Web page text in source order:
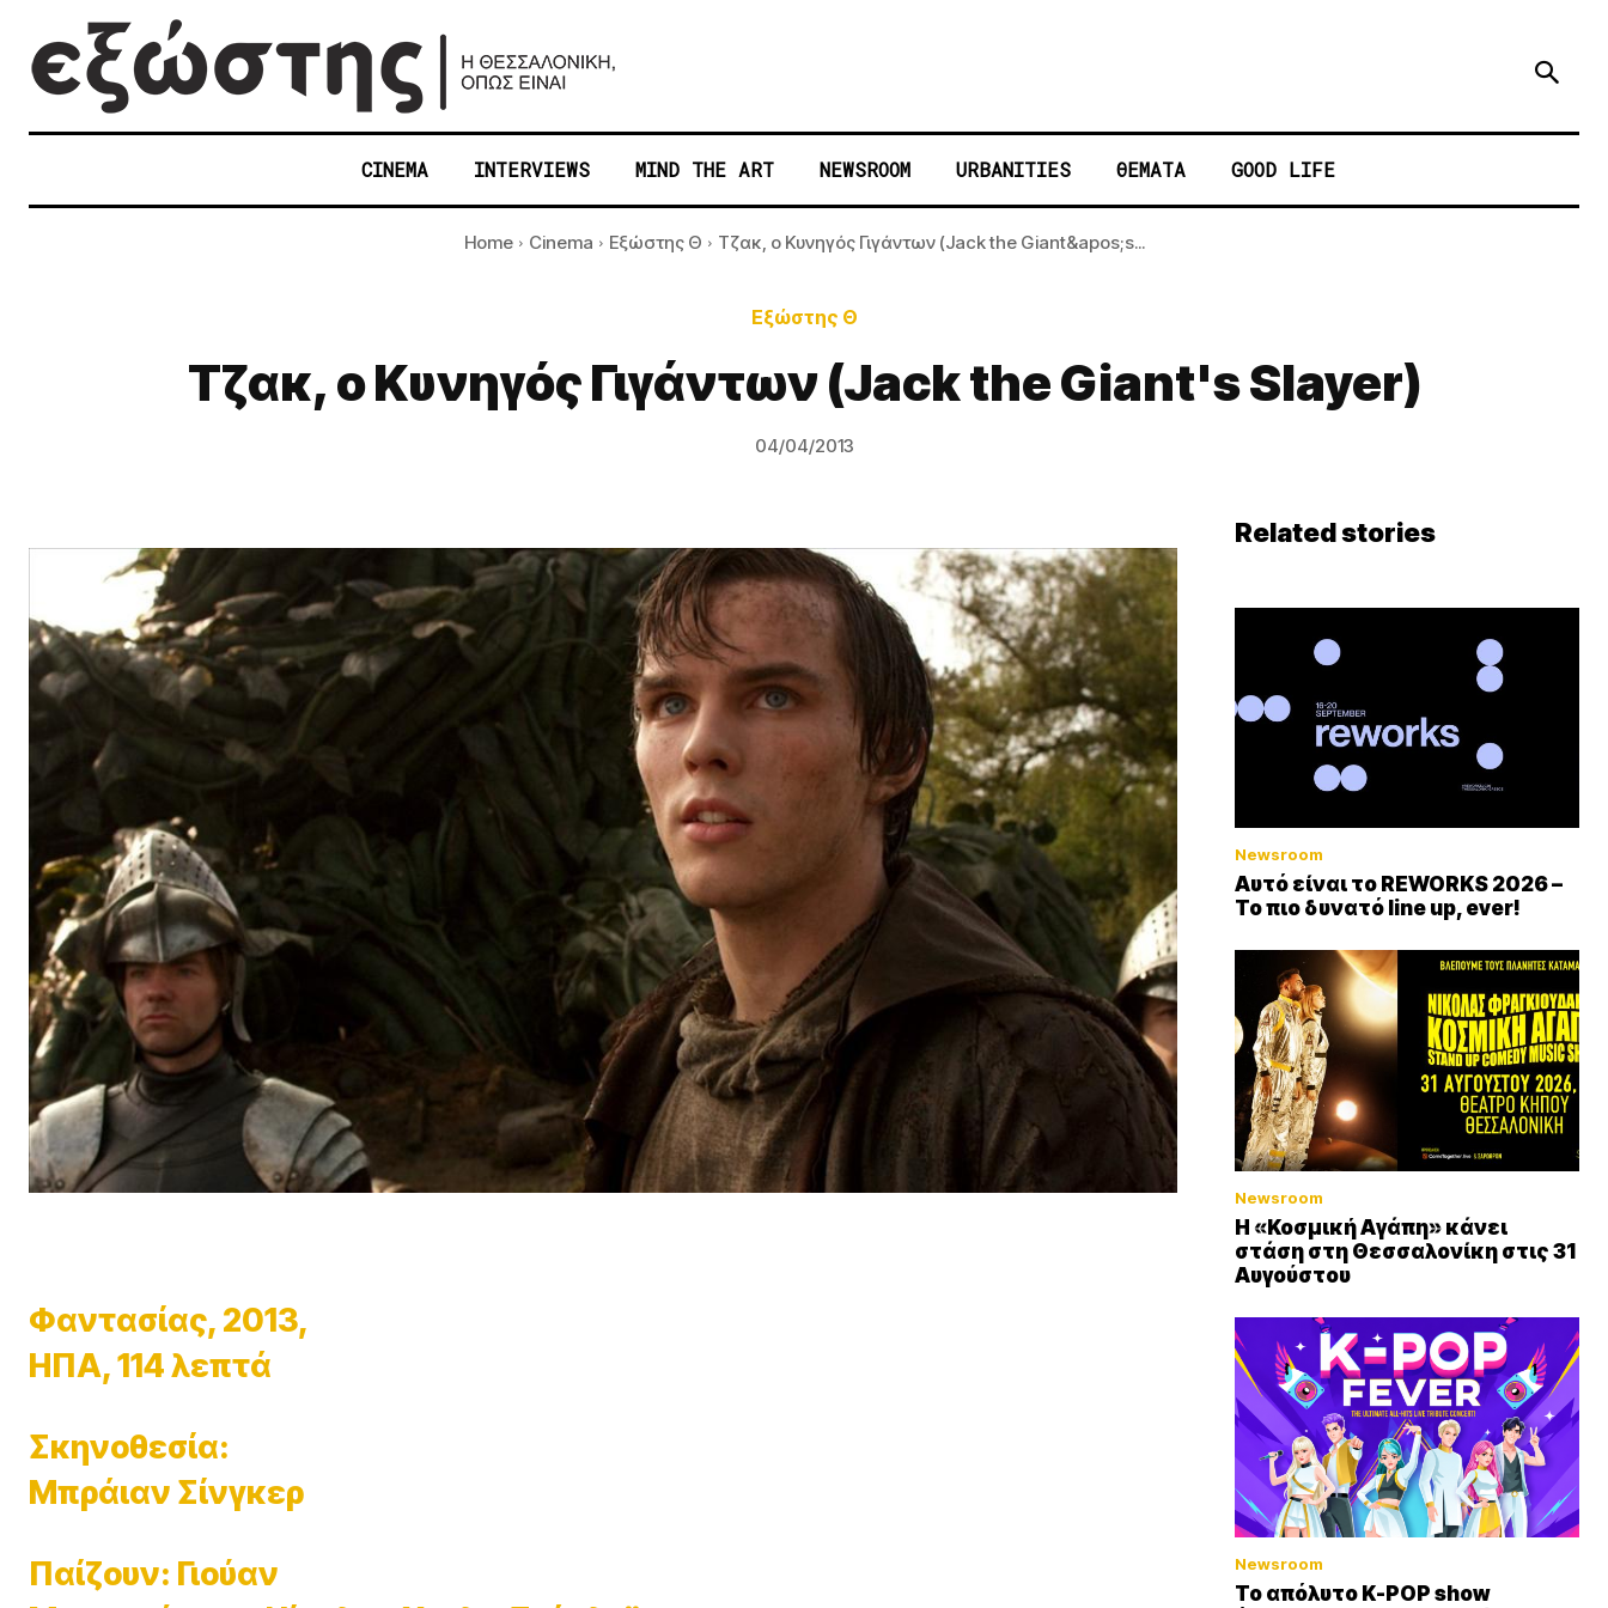
CINEMA INTERVIEWS MIND THE ART NEWSROOM URBANITIES ΘΕΜΑΤΑ GOOD LIFE
Home Cinema Εξώστης Θ Τζακ, ο Κυνηγός Γιγάντων (Jack the Giant&apos;s...
Εξώστης Θ
Τζακ, ο Κυνηγός Γιγάντων (Jack the Giant's Slayer)
04/04/2013
Φαντασίας, 2013,
ΗΠΑ, 114 λεπτά
Σκηνοθεσία:
Μπράιαν Σίνγκερ
Παίζουν: Γιούαν
Related stories
Newsroom
Αυτό είναι το REWORKS 2026 –
Το πιο δυνατό line up, ever!
Newsroom
Η «Κοσμική Αγάπη» κάνει
στάση στη Θεσσαλονίκη στις 31
Αυγούστου
Newsroom
Το απόλυτο K-POP show